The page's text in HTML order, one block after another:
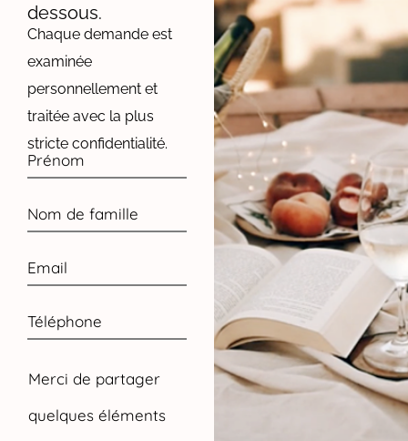
dessous.
Chaque demande est
examinée
personnellement et
traitée avec la plus
stricte confidentialité.